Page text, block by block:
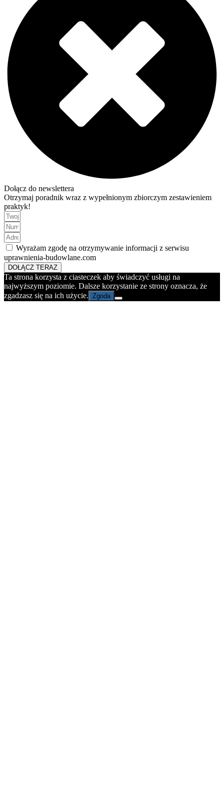
Dołącz do newslettera
Otrzymaj poradnik wraz z wypełnionym zbiorczym zestawieniem
praktyk!
Wyrażam zgodę na otrzymywanie informacji z serwisu
uprawnienia-budowlane.com
DOŁĄCZ TERAZ
Ta strona korzysta z ciasteczek aby świadczyć usługi na
najwyższym poziomie. Dalsze korzystanie ze strony oznacza, że
zgadzasz się na ich użycie. Zgoda